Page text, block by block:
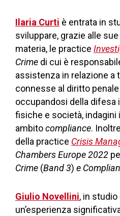
Ilaria Curti è entrata in
sviluppare, grazie alle
materia, le practice
Crime di cui è
assistenza in relazione a
connesse al diritto
occupandosi della difesa
fisiche e società,
ambitocompliance.
della practice Crisis
Chambers Europe2022
Crime (Band 3) e
Giulio Novellini, in
un’esperienza